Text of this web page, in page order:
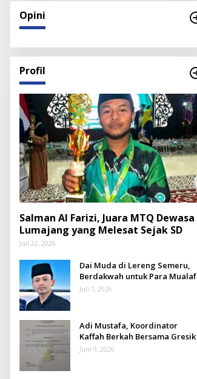
Opini
Profil
Salman Al Farizi, Juara MTQ Dewasa
Lumajang yang Melesat Sejak SD
Juli 22, 2026
Dai Muda di Lereng Semeru,
Berdakwah untuk Para Mualaf
Juli 1, 2026
Adi Mustafa, Koordinator
Kaffah Berkah Bersama Gresik
Juni 9, 2026